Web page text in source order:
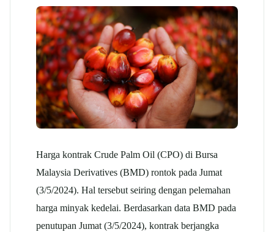
Harga kontrak Crude Palm Oil (CPO) di Bursa
Malaysia Derivatives (BMD) rontok pada Jumat
(3/5/2024). Hal tersebut seiring dengan pelemahan
harga minyak kedelai. Berdasarkan data BMD pada
penutupan Jumat (3/5/2024), kontrak berjangka